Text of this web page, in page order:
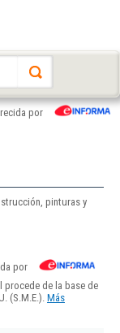
por
pinturas y
por
procede de la base de
(S.M.E.). Más